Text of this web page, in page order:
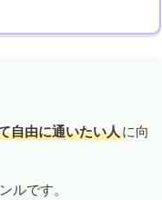
自由に通いたい人に向
ルです。